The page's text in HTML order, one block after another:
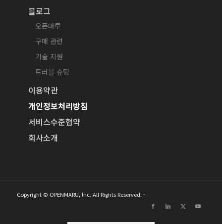
블로그
오픈마루
구매 관련
기술 지원
트러블 슈팅
이용약관
개인정보처리방침
서비스수준협약
회사소개
Copyright © OPENMARU, Inc. All Rights Reserved. -